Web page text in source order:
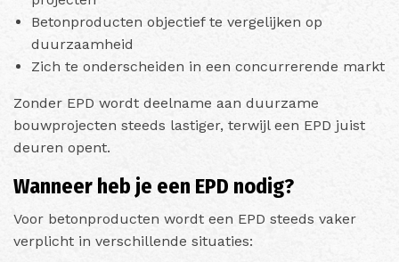
Betonproducten objectief te vergelijken op
duurzaamheid
Zich te onderscheiden in een concurrerende markt
Zonder EPD wordt deelname aan duurzame
bouwprojecten steeds lastiger, terwijl een EPD juist
deuren opent.
Wanneer heb je een EPD nodig?
Voor betonproducten wordt een EPD steeds vaker
verplicht in verschillende situaties: